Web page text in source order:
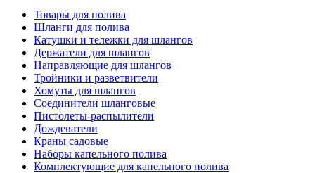
Товары для полива
Шланги для полива
Катушки и тележки для шлангов
Держатели для шлангов
Направляющие для шлангов
Тройники и разветвители
Хомуты для шлангов
Соединители шланговые
Пистолеты-распылители
Дождеватели
Краны садовые
Наборы капельного полива
Комплектующие для капельного полива